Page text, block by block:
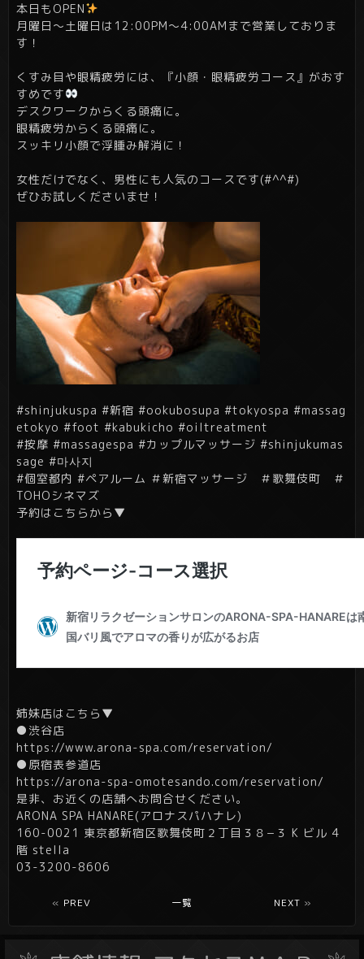
本日もOPEN
月曜日～土曜日は12:00PM～4:00AMまで営業しておりま
す！
くすみ目や眼精疲労には、『小顔・眼精疲労コース』がおす
すめです
デスクワークからくる頭痛に。
眼精疲労からくる頭痛に。
スッキリ小顔で浮腫み解消に！
女性だけでなく、男性にも人気のコースです(#^^#)
ぜひお試しくださいませ！
#shinjukuspa #新宿 #ookubosupa #tokyospa #massag
etokyo #foot #kabukicho #oiltreatment
#按摩 #massagespa #カップルマッサージ #shinjukumas
sage #마사지
#個室都内 #ペアルーム ＃新宿マッサージ ＃歌舞伎町 ＃
TOHOシネマズ
予約はこちらから▼
姉妹店はこちら▼
●渋谷店
https://www.arona-spa.com/reservation/
●原宿表参道店
https://arona-spa-omotesando.com/reservation/
是非、お近くの店舗へお問合せください。
ARONA SPA HANARE(アロナスパハナレ)
160-0021 東京都新宿区歌舞伎町２丁目３８−３ K ビル 4
階 stella
03-3200-8606
« PREV 一覧 NEXT »